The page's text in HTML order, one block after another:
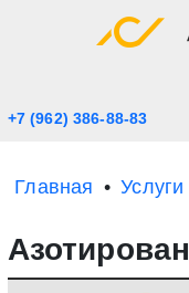
+7 (962) 386-88-83
Главная Услуги